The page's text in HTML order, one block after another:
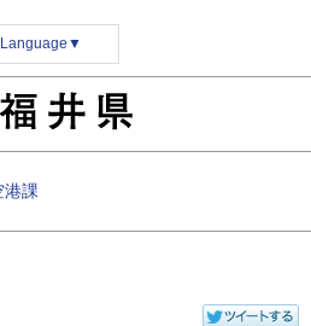
Language ▼
港課